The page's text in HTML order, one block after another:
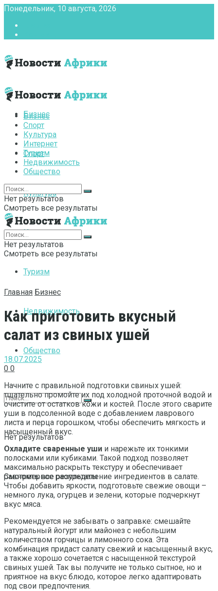
Понедельник, 10 августа, 2026
Бизнес
Спорт
Культура
Интернет
Туризм
Недвижимость
Общество
Нет результатов
Смотреть все результаты
Бизнес
Спорт
Культура
Интернет
Туризм
Недвижимость
Общество
Нет результатов
Смотреть все результаты
Нет результатов
Смотреть все результаты
Главная Бизнес
Как приготовить вкусный
салат из свиных ушей
18.07.2025
0 0
Начните с правильной подготовки свиных ушей:
тщательно промойте их под холодной проточной водой и
очистите от остатков кожи и костей. После этого сварите
уши в подсоленной воде с добавлением лаврового
листа и перца горошком, чтобы обеспечить мягкость и
насыщенный вкус.
Охладите сваренные уши и нарежьте их тонкими
полосками или кубиками. Такой подход позволяет
максимально раскрыть текстуру и обеспечивает
равномерное распределение ингредиентов в салате.
Чтобы добавить яркости, подготовьте свежие овощи –
немного лука, огурцев и зелени, которые подчеркнут
вкус мяса.
Рекомендуется не забывать о заправке: смешайте
натуральный йогурт или майонез с небольшим
количеством горчицы и лимонного сока. Эта
комбинация придаст салату свежий и насыщенный вкус,
а также хорошо сочетается с насыщенной текстурой
свиных ушей. Так вы получите не только сытное, но и
приятное на вкус блюдо, которое легко адаптировать
под свои предпочтения.